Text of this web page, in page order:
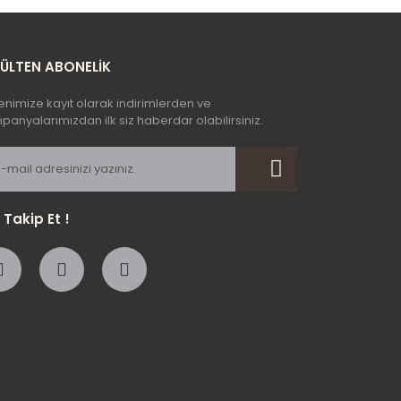
ABONELİK
kayıt olarak indirimlerden ve
ilk siz haberdar olabilirsiniz.
Takip Et !